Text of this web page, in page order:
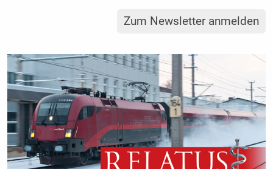
Zum Newsletter anmelden